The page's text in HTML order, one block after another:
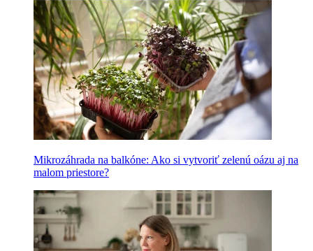
Mikrozáhrada na balkóne: Ako si vytvoriť zelenú oázu aj na
malom priestore?